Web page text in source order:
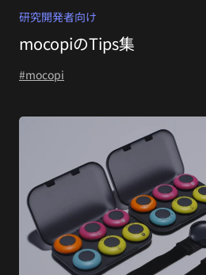
研究開発者向け
mocopiのTips集
#mocopi